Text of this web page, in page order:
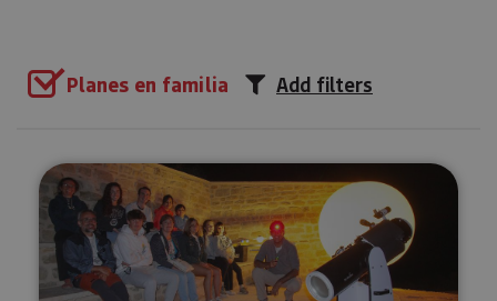
Planes en familia Add filters
A star-filled night (Astro-